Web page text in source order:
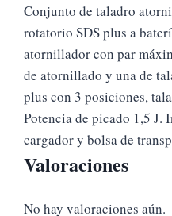
Conjunto de taladro
rotatorio SDS plus a
atornillador con par
de atornillado y una de
plus con 3 posiciones,
Potencia de picado 1,5 J.
cargador y bolsa de
Valoraciones
No hay valoraciones aún.